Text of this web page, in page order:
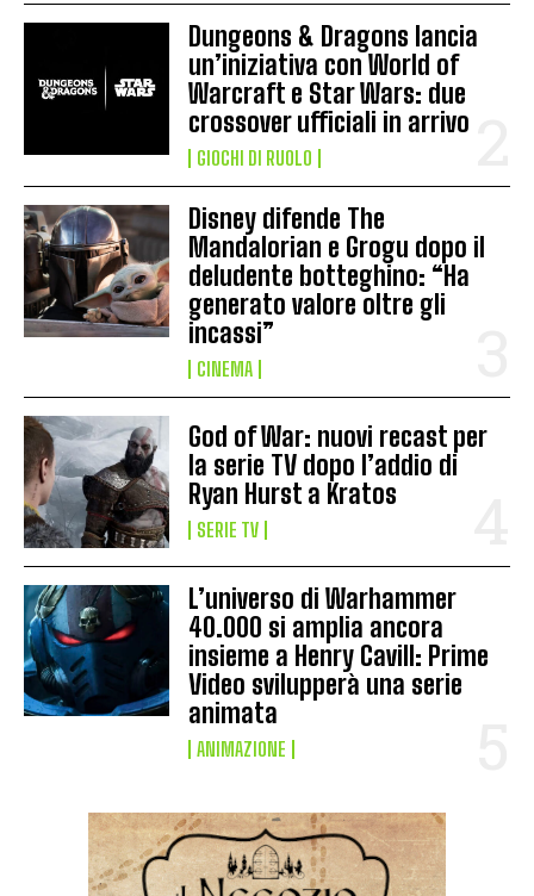
Dungeons & Dragons lancia
un’iniziativa con World of
Warcraft e Star Wars: due
crossover ufficiali in arrivo
GIOCHI DI RUOLO
Disney difende The
Mandalorian e Grogu dopo il
deludente botteghino: “Ha
generato valore oltre gli
incassi”
CINEMA
God of War: nuovi recast per
la serie TV dopo l’addio di
Ryan Hurst a Kratos
SERIE TV
L’universo di Warhammer
40.000 si amplia ancora
insieme a Henry Cavill: Prime
Video svilupperà una serie
animata
ANIMAZIONE